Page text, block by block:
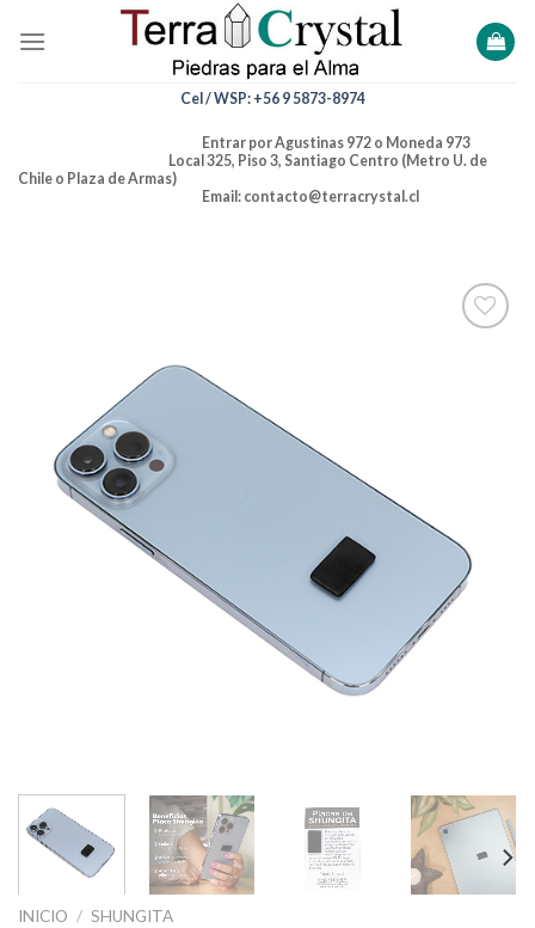
Cel / WSP: +56 9 5873-8974
Entrar por Agustinas 972 o Moneda 973
Local 325, Piso 3, Santiago Centro (Metro U. de
Chile o Plaza de Armas)
Email: contacto@terracrystal.cl
INICIO / SHUNGITA